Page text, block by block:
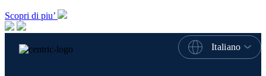
Scopri di piu’
Italiano